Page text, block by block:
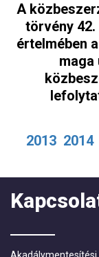
A
törvény
értelmében
maga
2013 2014